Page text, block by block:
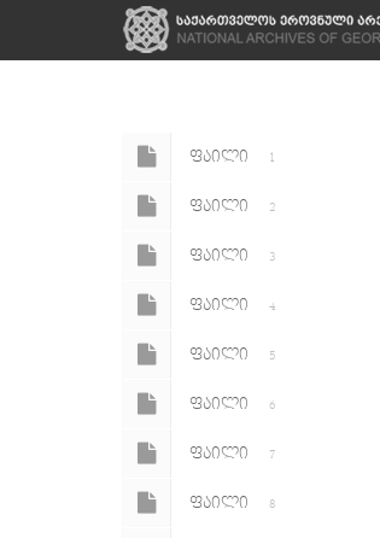
ᲤᲐᲘᲚᲘ 1
ᲤᲐᲘᲚᲘ 2
ᲤᲐᲘᲚᲘ 3
ᲤᲐᲘᲚᲘ 4
ᲤᲐᲘᲚᲘ 5
ᲤᲐᲘᲚᲘ 6
ᲤᲐᲘᲚᲘ 7
ᲤᲐᲘᲚᲘ 8